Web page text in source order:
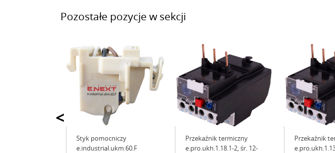
Pozostałe pozycje w sekcji
Styk pomocniczy
e.industrial.ukm.60.F
Przekaźnik termiczny
e.pro.ukh.1.18.1-2, śr. 12-
Przekaźnik
<